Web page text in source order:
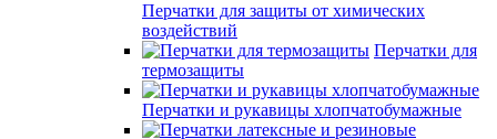
Перчатки для защиты от химических
воздействий
Перчатки для
термозащиты
Перчатки и рукавицы хлопчатобумажные